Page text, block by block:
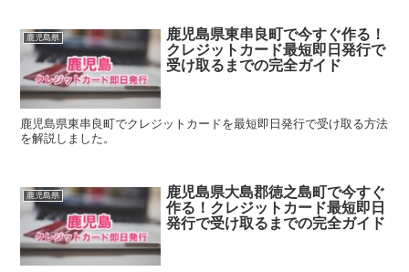
鹿児島県
鹿児島県東串良町で今すぐ作る！
クレジットカード最短即日発行で
受け取るまでの完全ガイド
鹿児島県東串良町でクレジットカードを最短即日発行で受け取る方法
を解説しました。
鹿児島県
鹿児島県大島郡徳之島町で今すぐ
作る！クレジットカード最短即日
発行で受け取るまでの完全ガイド